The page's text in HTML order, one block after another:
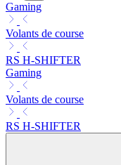
Gaming
Volants de course
RS H-SHIFTER
Gaming
Volants de course
RS H-SHIFTER